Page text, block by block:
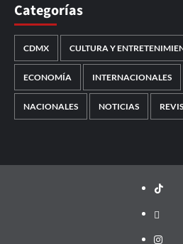
Categorías
CDMX CULTURA Y
ECONOMÍA INTERNACIONALES
NACIONALES NOTICIAS
TikTok
threads